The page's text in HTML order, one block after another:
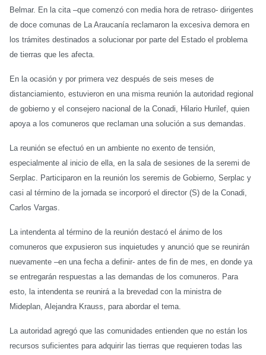
Belmar. En la cita –que comenzó con media hora de retraso- dirigentes
de doce comunas de La Araucanía reclamaron la excesiva demora en
los trámites destinados a solucionar por parte del Estado el problema
de tierras que les afecta.
En la ocasión y por primera vez después de seis meses de
distanciamiento, estuvieron en una misma reunión la autoridad regional
de gobierno y el consejero nacional de la Conadi, Hilario Hurilef, quien
apoya a los comuneros que reclaman una solución a sus demandas.
La reunión se efectuó en un ambiente no exento de tensión,
especialmente al inicio de ella, en la sala de sesiones de la seremi de
Serplac. Participaron en la reunión los seremis de Gobierno, Serplac y
casi al término de la jornada se incorporó el director (S) de la Conadi,
Carlos Vargas.
La intendenta al término de la reunión destacó el ánimo de los
comuneros que expusieron sus inquietudes y anunció que se reunirán
nuevamente –en una fecha a definir- antes de fin de mes, en donde ya
se entregarán respuestas a las demandas de los comuneros. Para
esto, la intendenta se reunirá a la brevedad con la ministra de
Mideplan, Alejandra Krauss, para abordar el tema.
La autoridad agregó que las comunidades entienden que no están los
recursos suficientes para adquirir las tierras que requieren todas las